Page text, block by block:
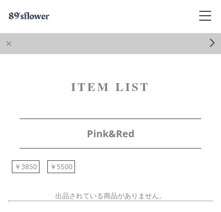
ITEM LIST
Pink&Red
￥3850 ￥5500
出品されている商品がありません。